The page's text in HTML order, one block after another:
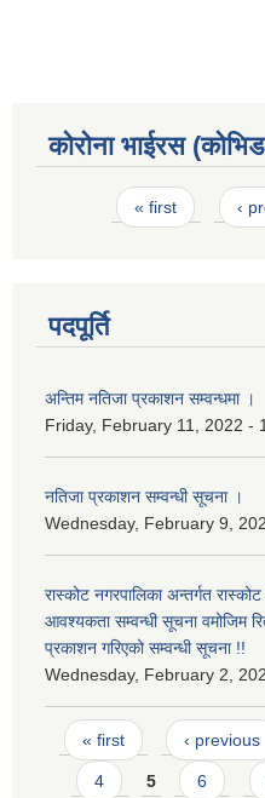
कोरोना भाईरस
Pages« first ‹
पदपूर्ति
अन्तिम नतिजा प्रकाशन सम्वन्धमा ।
Friday, February 11, 2022 -
नतिजा प्रकाशन सम्वन्धी सूचना ।
Wednesday, February 9,
रास्कोट नगरपालिका अन्तर्गत
आवश्यकता सम्वन्धी सूचना वमोजिम
प्रकाशन गरिएको सम्वन्धी सूचना !!
Wednesday, February 2,
Pages
« first ‹ previous
4 5 6